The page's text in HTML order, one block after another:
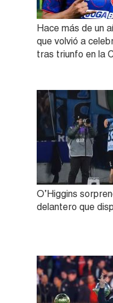
Hace más de un
que volvió a
tras triunfo en la
O’Higgins
delantero que